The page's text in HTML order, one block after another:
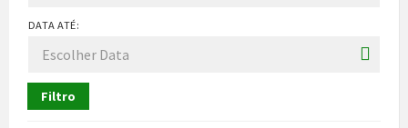
DATA ATÉ:
Filtro